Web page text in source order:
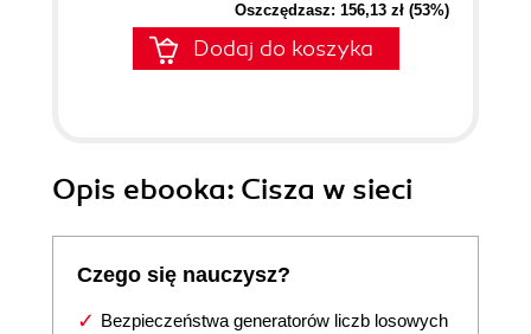
Oszczędzasz: 156,13 zł (53%)
Dodaj do koszyka
Opis ebooka: Cisza w sieci
Czego się nauczysz?
Bezpieczeństwa generatorów liczb losowych